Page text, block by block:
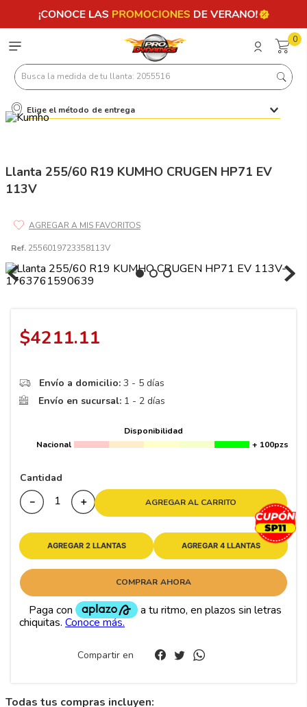
0
Busca la medida de tu llanta: 2055516
Elige el método de entrega
Llanta 255/60 R19 KUMHO CRUGEN HP71 EV
113V
Ref. 2556019723358113V
$4211.11
Envío a domicilio: 3 - 5 días
Envío en sucursal: 1 - 2 días
Disponibilidad
Nacional
+ 100pzs
Cantidad
＋
－ AGREGAR AL CARRITO
AGREGAR 2 LLANTAS AGREGAR 4 LLANTAS
COMPRAR AHORA
Compartir en
Todas tus compras incluyen:
Términos más buscados